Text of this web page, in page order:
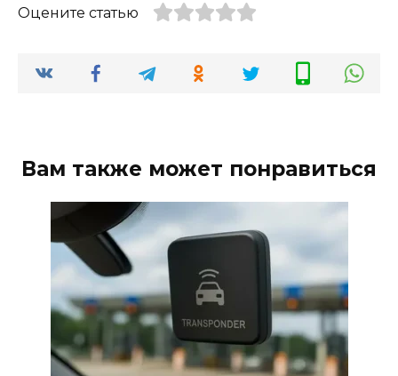
Оцените статью
Вам также может понравиться